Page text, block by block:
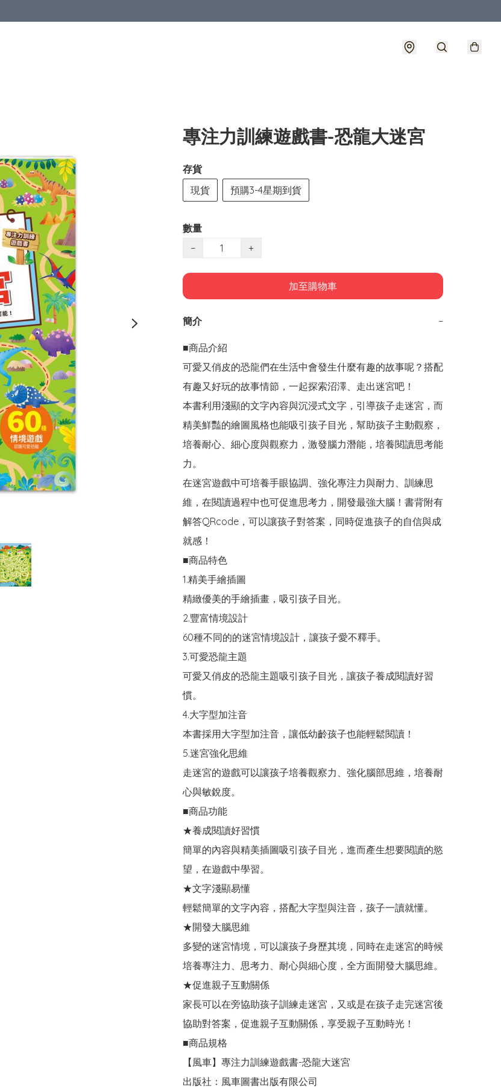
專注力訓練遊戲書-恐龍大迷宮
存貨
現貨
預購3-4星期到貨
數量
−
+
加至購物車
簡介 −
■商品介紹
可愛又俏皮的恐龍們在生活中會發生什麼有趣的故事呢？搭配
有趣又好玩的故事情節，一起探索沼澤、走出迷宮吧！
本書利用淺顯的文字內容與沉浸式文字，引導孩子走迷宮，而
精美鮮豔的繪圖風格也能吸引孩子目光，幫助孩子主動觀察，
培養耐心、細心度與觀察力，激發腦力潛能，培養閱讀思考能
力。
在迷宮遊戲中可培養手眼協調、強化專注力與耐力、訓練思
維，在閱讀過程中也可促進思考力，開發最強大腦！書背附有
解答QRcode，可以讓孩子對答案，同時促進孩子的自信與成
就感！
■商品特色
1.精美手繪插圖
精緻優美的手繪插畫，吸引孩子目光。
2.豐富情境設計
60種不同的的迷宮情境設計，讓孩子愛不釋手。
3.可愛恐龍主題
可愛又俏皮的恐龍主題吸引孩子目光，讓孩子養成閱讀好習
慣。
4.大字型加注音
本書採用大字型加注音，讓低幼齡孩子也能輕鬆閱讀！
5.迷宮強化思維
走迷宮的遊戲可以讓孩子培養觀察力、強化腦部思維，培養耐
心與敏銳度。
■商品功能
★養成閱讀好習慣
簡單的內容與精美插圖吸引孩子目光，進而產生想要閱讀的慾
望，在遊戲中學習。
★文字淺顯易懂
輕鬆簡單的文字內容，搭配大字型與注音，孩子一讀就懂。
★開發大腦思維
多變的迷宮情境，可以讓孩子身歷其境，同時在走迷宮的時候
培養專注力、思考力、耐心與細心度，全方面開發大腦思維。
★促進親子互動關係
家長可以在旁協助孩子訓練走迷宮，又或是在孩子走完迷宮後
協助對答案，促進親子互動關係，享受親子互動時光！
■商品規格
【風車】專注力訓練遊戲書-恐龍大迷宮
出版社：風車圖書出版有限公司